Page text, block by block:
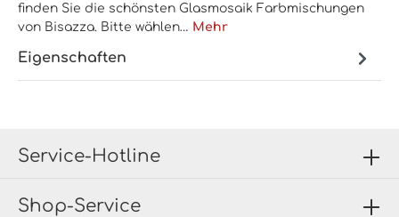
finden Sie die schönsten Glasmosaik Farbmischungen
von Bisazza. Bitte wählen… Mehr
Eigenschaften
Service-Hotline
Shop-Service